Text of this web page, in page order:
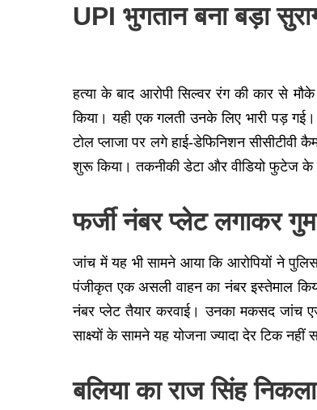
UPI भुगतान बना बड़ा
हत्या के बाद आरोपी सिल्वर रंग की कार से
किया। यही एक गलती उनके लिए भारी पड़
टोल प्लाजा पर लगे हाई-डेफिनिशन सीसीटीवी
शुरू किया। तकनीकी डेटा और वीडियो फुटेज के
फर्जी नंबर प्लेट लगाकर
जांच में यह भी सामने आया कि आरोपियों ने
पंजीकृत एक असली वाहन का नंबर इस्तेमाल
नंबर प्लेट तैयार करवाई। उनका मकसद जांच
साक्ष्यों के सामने यह योजना ज्यादा देर टिक
बलिया का राज सिंह